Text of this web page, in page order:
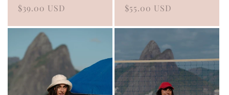
Regular
$39.00 USD
Regular
$55.00 USD